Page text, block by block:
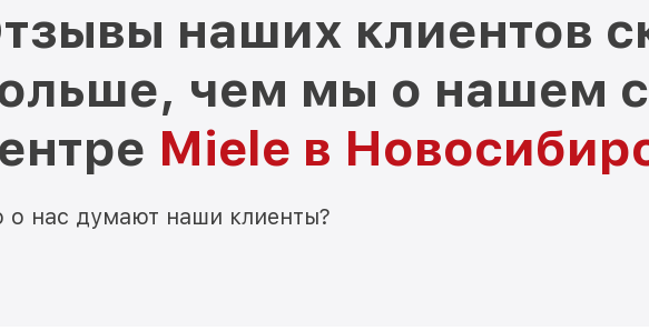
наших клиентов
чем мы о нашем
Miele в
о нас думают наши клиенты?